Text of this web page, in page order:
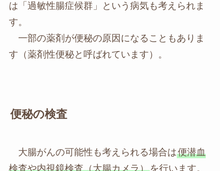
は「過敏性腸症候群」という病気も考えられま
す。
一部の薬剤が便秘の原因になることもありま
す（薬剤性便秘と呼ばれています）。
便秘の検査
大腸がんの可能性も考えられる場合は便潜血
検査や内視鏡検査（大腸カメラ）を行います。